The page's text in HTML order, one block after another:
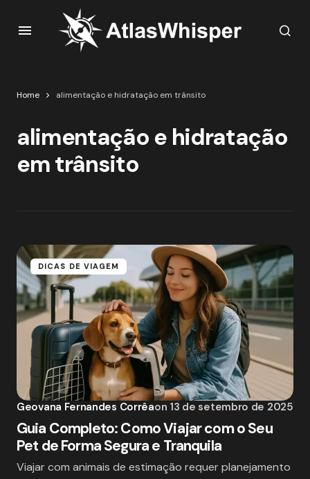
Home alimentação e hidratação em trânsito
alimentação e hidratação
em trânsito
DICAS DE VIAGEM
Geovana Fernandes Corrêaon 13 de setembro de 2025
Guia Completo: Como Viajar com o Seu
Pet de Forma Segura e Tranquila
Viajar com animais de estimação requer planejamento